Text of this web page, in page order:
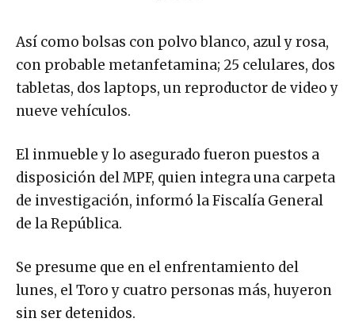
Así como bolsas con polvo blanco, azul y rosa,
con probable metanfetamina; 25 celulares, dos
tabletas, dos laptops, un reproductor de video y
nueve vehículos.
El inmueble y lo asegurado fueron puestos a
disposición del MPF, quien integra una carpeta
de investigación, informó la Fiscalía General
de la República.
Se presume que en el enfrentamiento del
lunes, el Toro y cuatro personas más, huyeron
sin ser detenidos.